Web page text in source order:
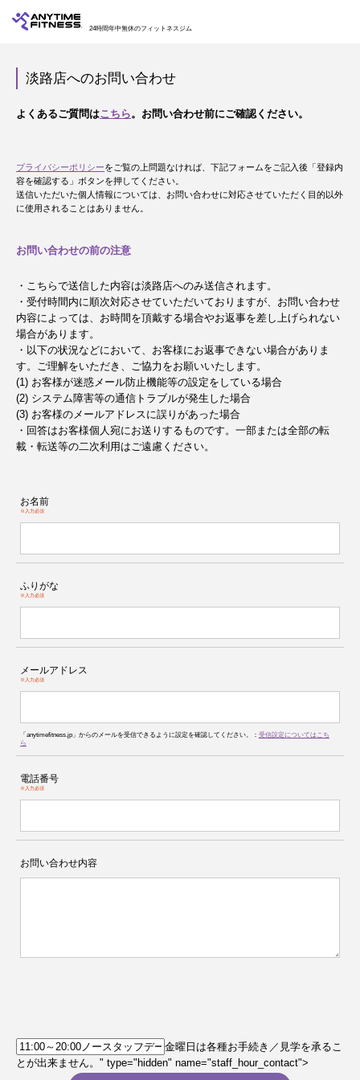
24時間年中無休のフィットネスジム
淡路店へのお問い合わせ
よくあるご質問はこちら。お問い合わせ前にご確認ください。
プライバシーポリシーをご覧の上問題なければ、下記フォームをご記入後「登録内
容を確認する」ボタンを押してください。
送信いただいた個人情報については、お問い合わせに対応させていただく目的以外
に使用されることはありません。
お問い合わせの前の注意
・こちらで送信した内容は淡路店へのみ送信されます。
・受付時間内に順次対応させていただいておりますが、お問い合わせ
内容によっては、お時間を頂戴する場合やお返事を差し上げられない
場合があります。
・以下の状況などにおいて、お客様にお返事できない場合がありま
す。ご理解をいただき、ご協力をお願いいたします。
(1) お客様が迷惑メール防止機能等の設定をしている場合
(2) システム障害等の通信トラブルが発生した場合
(3) お客様のメールアドレスに誤りがあった場合
・回答はお客様個人宛にお送りするものです。一部または全部の転
載・転送等の二次利用はご遠慮ください。
お名前
※入力必須
ふりがな
※入力必須
メールアドレス
※入力必須
「anytimefitness.jp」からのメールを受信できるように設定を確認してください。： 受信設定についてはこち
ら
電話番号
※入力必須
お問い合わせ内容
金曜日は各種お手続き／見学を承るこ
とが出来ません。" type="hidden" name="staff_hour_contact">